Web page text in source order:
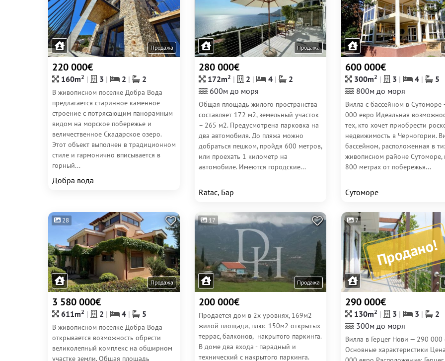
Продажа
220 000€
160m2 3 2 2
В живописном поселке Добра Вода
предлагается старинное каменное
строение с потрясающим панорамным
видом на морское побережье и
величественное Скадарское озеро.
Этот объект выполнен в традиционном
стиле и гармонично вписывается в
горный...
Добра вода
Продажа
280 000€
172m2 2 4
2
600м до моря
Общая площадь жилого пространства
составляет 172 м2, земельный участок
– 265 м2. Предусмотрена парковка на
два автомобиля. До пляжа можно
добраться пешком, пройдя 600 метров,
или проехать 1 километр на
автомобиле. Имеются городские...
Ratac, Бар
600 000€
300m2 3 4
5
800м до моря
Вилла с бассейном в Сутоморе
000 евро Идеальная
тех, кто хочет приобрести
недвижимость в Черногории.
бассейном, расположенная в
живописном районе Сутоморе,
800 метрах от побережья...
Сутоморе
28
Продажа
3 580 000€
611m2 2 4 5
В живописном поселке Добра Вода
открывается возможность обрести
великолепный комплекс на обширном
участке земли. Общая площадь
17
Продажа
200 000€
Продается дом в 2х уровнях, 169м2
жилой площади, плюс 150м2 открытых
террас, балконов, накрытого паркинга.
В доме два входа - парадный и
технический с накрытого паркинга.
Продано!
7
290 000€
130m2 3 3
2
300м до моря
Вилла в Герцег Нови — 290 000
Основные характеристики